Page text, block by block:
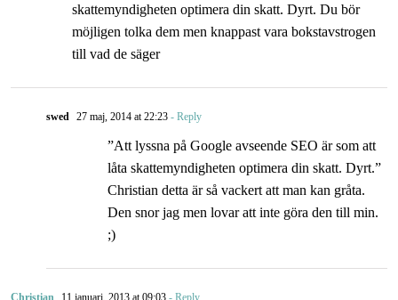
skattemyndigheten optimera din skatt. Dyrt. Du bör
möjligen tolka dem men knappast vara bokstavstrogen
till vad de säger
swed 27 maj, 2014 at 22:23- Reply
”Att lyssna på Google avseende SEO är som att
låta skattemyndigheten optimera din skatt. Dyrt.”
Christian detta är så vackert att man kan gråta.
Den snor jag men lovar att inte göra den till min.
;)
Christian 11 januari, 2013 at 09:03- Reply